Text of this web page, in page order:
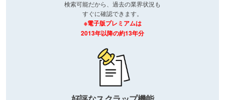
検索可能だから、過去の業界状況も
すぐに確認できます。
※電子版プレミアムは
2013年以降の約13年分